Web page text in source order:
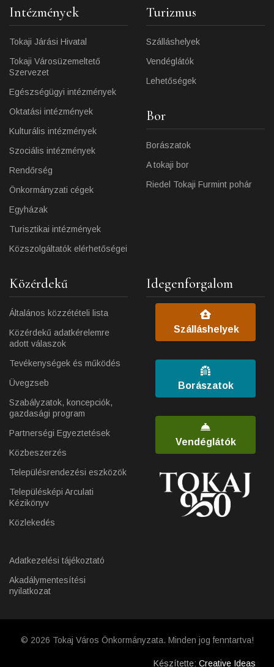
Intézmények
Tokaji Járási Hivatal
Tokaji Városüzemeltető
Szervezet
Egészségügyi intézmények
Oktatási intézmények
Kulturális intézmények
Szociális intézmények
Rendőrség
Önkormányzati cégek
Egyházak
Turisztikai intézmények
Közszolgáltatók elérhetőségei
Turizmus
Szálláshelyek
Vendéglátók
Lehetőségek
Bor
Borászatok
A tokaji bor
Riedel Tokaji Furmint pohár
Közérdekű
Általános közzétételi lista
Közérdekű adatkérelemre
adott válaszok
Tevékenységek és működés
Üvegzseb
Szabályzatok, koncepciók,
gazdasági program
Partnerségi Egyeztetések
Közbeszerzés
Településrendezési eszközök
Településképi Arculati
Kézikönyv
Közlekedés
Adatkezelési tájékoztató
Akadálymentesítési
nyilatkozat
Idegenforgalom
Szálláshelyek
Borászatok
Vendéglátók
© 2026 Tokaj Város Önkormányzata. Minden jog fenntartva!
Készítette: Creative Ideas